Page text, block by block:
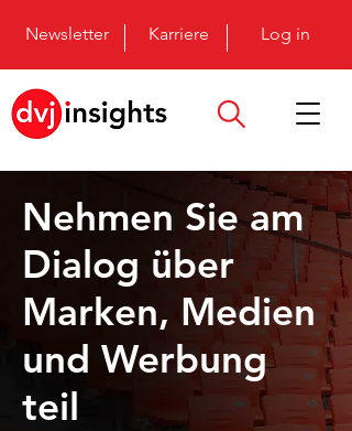
Newsletter Karriere Log in
Nehmen Sie am
Dialog über
Marken, Medien
und Werbung
teil